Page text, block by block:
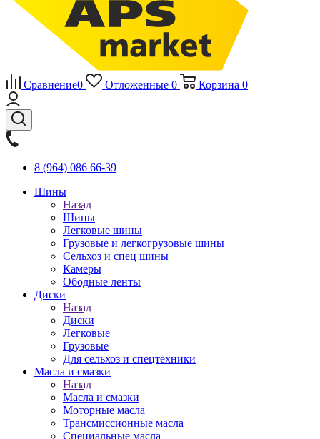
Сравнение0 Отложенные 0 Корзина 0
8 (964) 086 66-39
Шины
Назад
Шины
Легковые шины
Грузовые и легкогрузовые шины
Сельхоз и спец шины
Камеры
Ободные ленты
Диски
Назад
Диски
Легковые
Грузовые
Для сельхоз и спецтехники
Масла и смазки
Назад
Масла и смазки
Моторные масла
Трансмиссионные масла
Специальные масла